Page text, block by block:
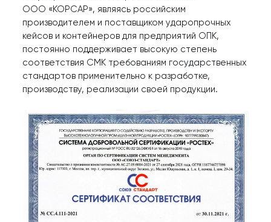
Лицензии и сертификаты
ООО «КОРСАР», являясь российским
производителем и поставщиком ударопрочных
кейсов и контейнеров для предприятий ОПК,
постоянно поддерживает высокую степень
соответствия СМК требованиям государственных
стандартов применительно к разработке,
производству, реализации своей продукции.